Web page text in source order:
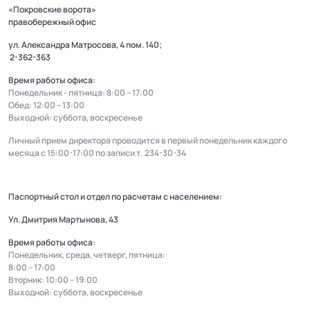
«Покровские ворота»
правобережный офис
ул. Александра Матросова, 4 пом. 140;
2-362-363
Время работы офиса:
Понедельник - пятница: 8:00 – 17:00
Обед: 12:00 – 13:00
Выходной: суббота, воскресенье
Личный прием директора проводится в первый понедельник каждого
месяца с 15:00-17:00 по записи т. 234-30-34
Паспортный стол и отдел по расчетам с населением:
Ул. Дмитрия Мартынова, 43
Время работы офиса:
Понедельник, среда, четверг, пятница:
8:00 – 17:00
Вторник: 10:00 – 19:00
Выходной: суббота, воскресенье